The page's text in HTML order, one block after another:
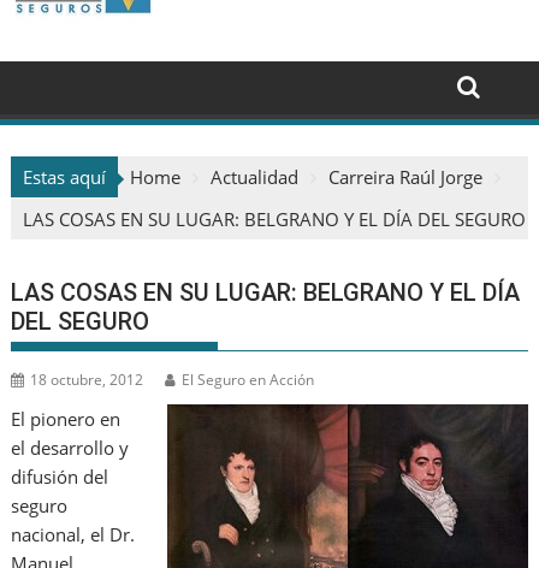
Estas aquí Home Actualidad
Carreira Raúl Jorge
LAS COSAS EN SU LUGAR: BELGRANO Y EL DÍA DEL SEGURO
LAS COSAS EN SU LUGAR: BELGRANO Y EL DÍA
DEL SEGURO
18 octubre, 2012 El Seguro en Acción
El pionero en
el desarrollo y
difusión del
seguro
nacional, el Dr.